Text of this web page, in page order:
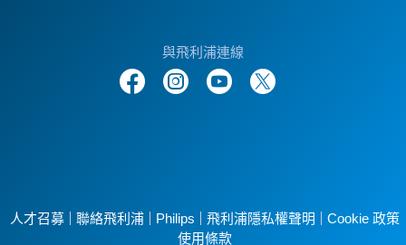
與飛利浦連線
人才召募 聯絡飛利浦 Philips 飛利浦隱私權聲明
Cookie 政策
使用條款